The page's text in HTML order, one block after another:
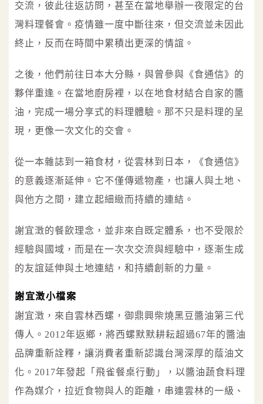
交流，彼此往返訪問，甚至在當地舉辦一夜限定的台
灣料理餐會。疫情雖一度中斷往來，但交流並未因此
終止，反而在時間中累積出更深的情誼。
之後，他們前往日本大分縣，與曾參與《食通信》的
夥伴重逢。在當地廚房裡，以在地食材結合自家的醬
油，完成一場分享式的料理體驗。那不只是料理的呈
現，更像一次文化的交會。
從一本雜誌到一箱食材，從雲林到日本，《食通信》
的意義逐漸延伸。它不僅傳遞物產，也讓人與土地、
與他方之間，建立起細緻而持續的連結。
謝宜澂的餐飲理念，並非來自既定體系，也不受限於
經驗與國域，而是在一次次交流與經驗中，逐漸生成
的友誼延伸與土地連結，和持續創新的力量。
謝宜澂小檔案
謝宜澂，來自雲林西螺，御鼎興柴燒黑豆醬油第三代
傳人。2012年返鄉，將西螺默默耕耘超過67年的醬油
品牌重新詮釋，讓消費者重新認識台灣深厚的蔭油文
化。2017年發起「飛雀餐桌行動」，以醬油蔬食料理
作為媒介，拉近食物與人的距離，串連雲林的一級、